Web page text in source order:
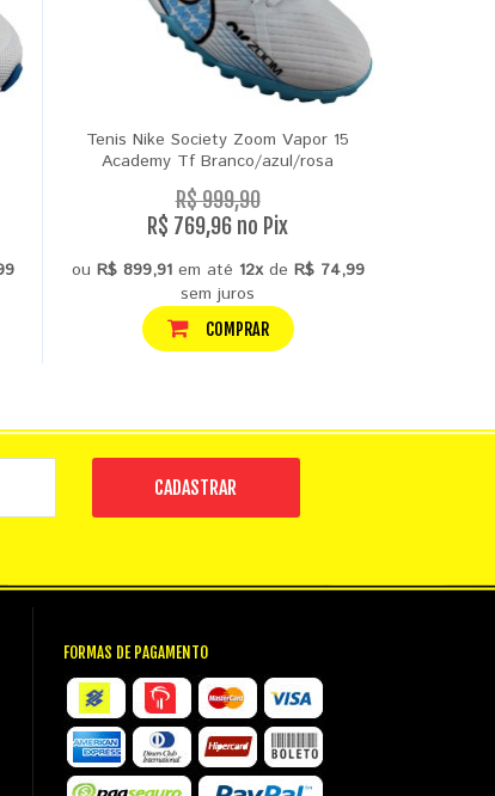
Tenis Nike Society Zoom Vapor 15
Academy Tf Branco/azul/rosa
R$ 999,90
R$ 769,96 no Pix
ou R$ 899,91em até 12xde R$ 74,99
sem juros
COMPRAR
CADASTRAR
FORMAS DE PAGAMENTO